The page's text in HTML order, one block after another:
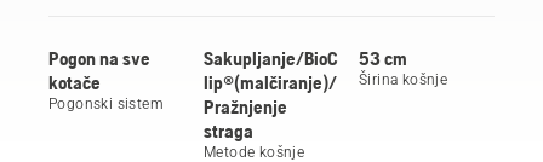
Pogon na sve
kotače
Pogonski sistem
Sakupljanje/BioC
lip®(malčiranje)/
Pražnjenje
straga
Metode košnje
53 cm
Širina košnje